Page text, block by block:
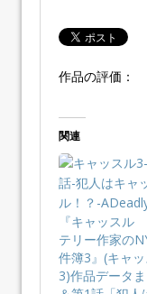
作品の評価：
関連
『キャッスル
テリー作家の
件簿3』(キャ
3)作品データ